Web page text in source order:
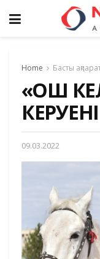
Home Басты
«ҚОШ
09.03.2022